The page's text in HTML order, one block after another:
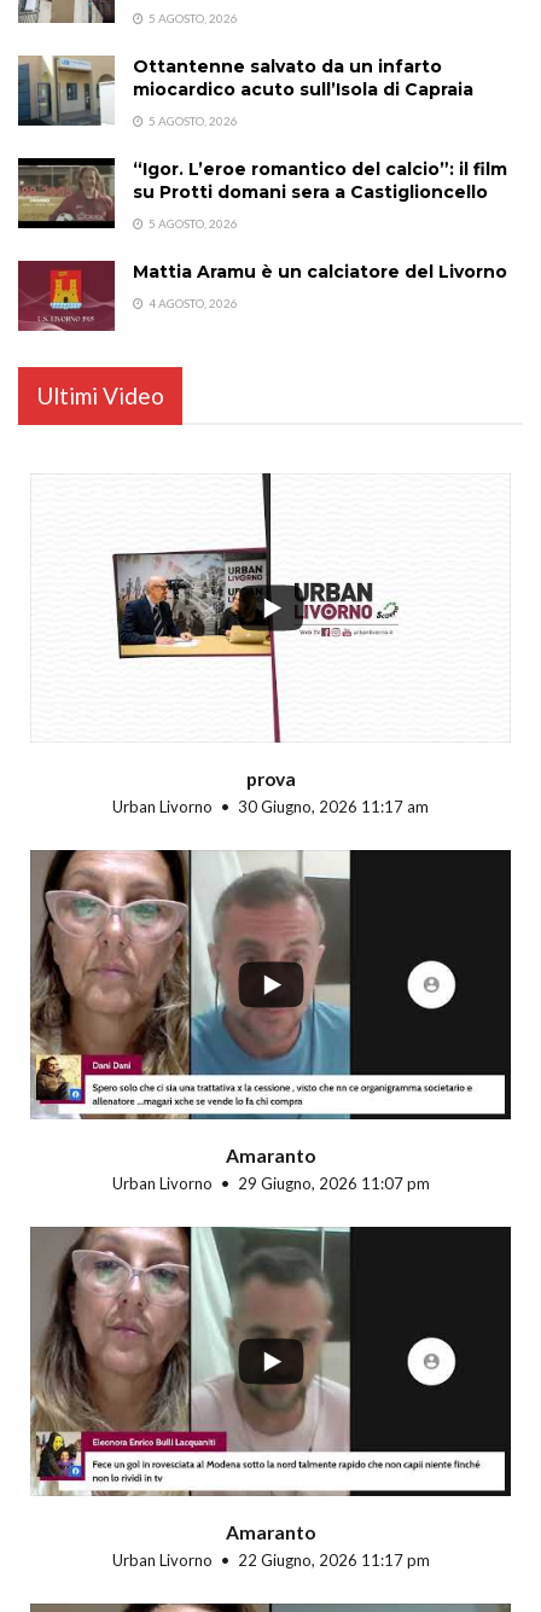
5 AGOSTO, 2026
Ottantenne salvato da un infarto
miocardico acuto sull’Isola di Capraia
5 AGOSTO, 2026
“Igor. L’eroe romantico del calcio”: il film
su Protti domani sera a Castiglioncello
5 AGOSTO, 2026
Mattia Aramu è un calciatore del Livorno
4 AGOSTO, 2026
Ultimi Video
prova
Urban Livorno 30 Giugno, 2026 11:17 am
Amaranto
Urban Livorno 29 Giugno, 2026 11:07 pm
Amaranto
Urban Livorno 22 Giugno, 2026 11:17 pm